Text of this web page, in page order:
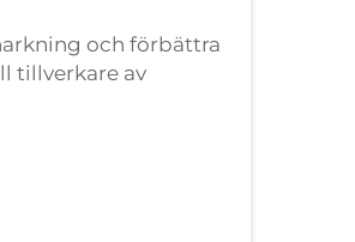
och förbättra
tillverkare av
Xiamen